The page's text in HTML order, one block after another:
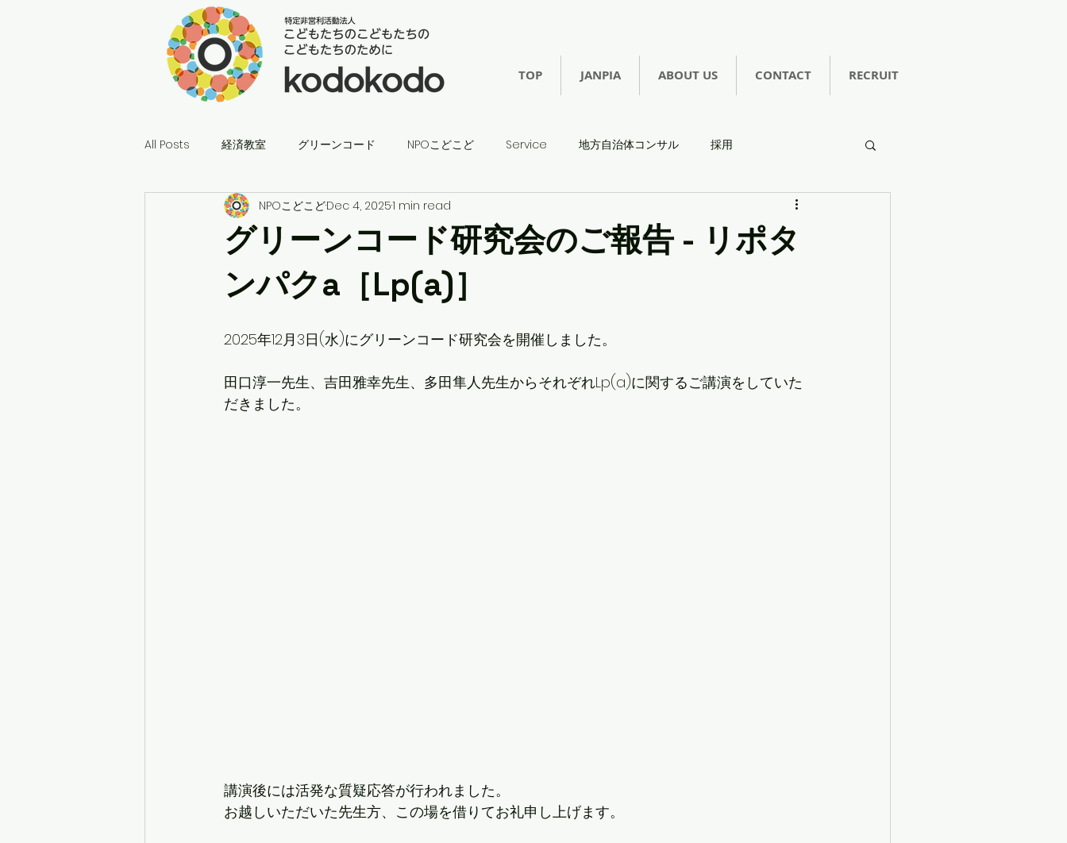
TOP JANPIA ABOUT US CONTACT RECRUIT
All Posts 経済教室 グリーンコード NPOこどこど Service 地方自治体コンサル 採用
グリーンコード研究会のご報告 - リポタ
ンパクa［Lp(a)］
NPOこどこどDec 4, 20251 min read
2025年12月3日(水)にグリーンコード研究会を開催しました。
田口淳一先生、吉田雅幸先生、多田隼人先生からそれぞれLp(a)に関するご講演をしていた
だきました。
講演後には活発な質疑応答が行われました。
お越しいただいた先生方、この場を借りてお礼申し上げます。